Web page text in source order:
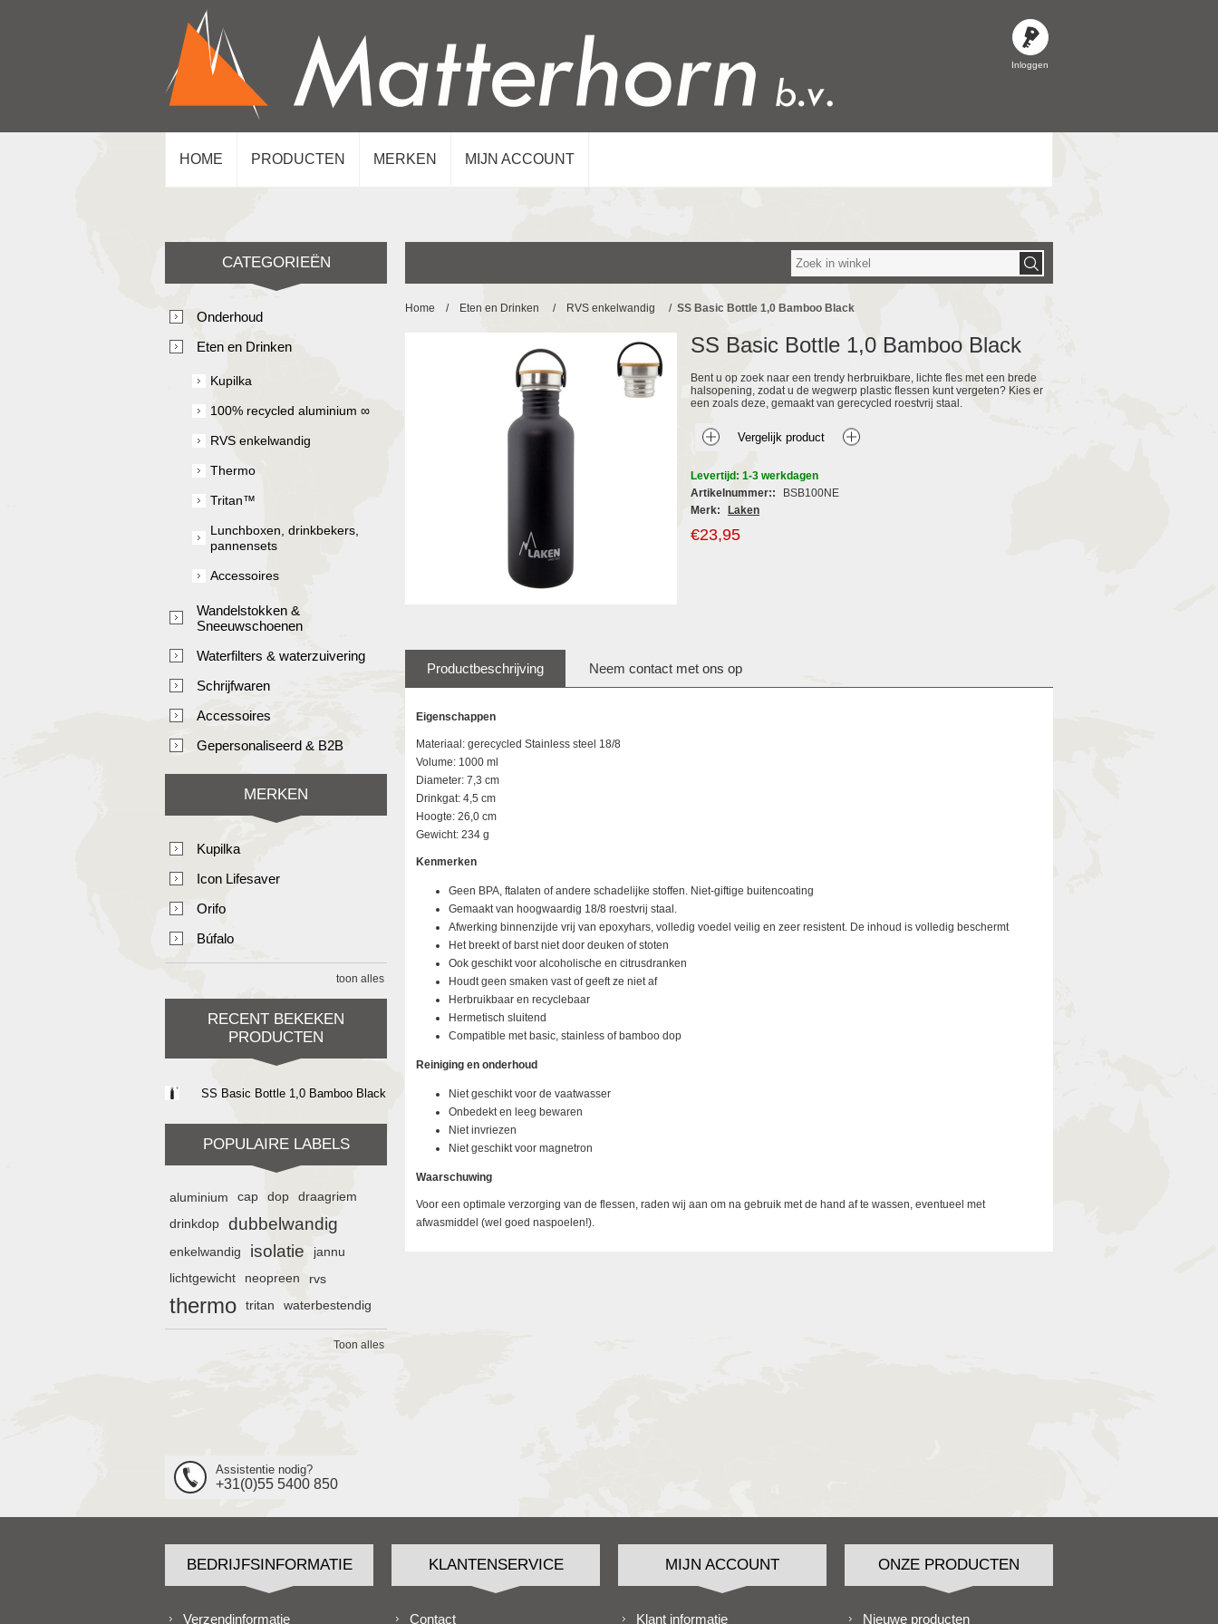
Inloggen
HOME PRODUCTEN MERKEN MIJN ACCOUNT
Home / Eten en Drinken / RVS enkelwandig / SS Basic Bottle 1,0 Bamboo Black
SS Basic Bottle 1,0 Bamboo Black
Bent u op zoek naar een trendy herbruikbare, lichte fles met een brede
halsopening, zodat u de wegwerp plastic flessen kunt vergeten? Kies er
een zoals deze, gemaakt van gerecycled roestvrij staal.
Levertijd: 1-3 werkdagen
Artikelnummer::
BSB100NE
Merk:
Laken
€23,95
Productbeschrijving Neem contact met ons op
Eigenschappen
Materiaal: gerecycled Stainless steel 18/8
Volume: 1000 ml
Diameter: 7,3 cm
Drinkgat: 4,5 cm
Hoogte: 26,0 cm
Gewicht: 234 g
Kenmerken
Geen BPA, ftalaten of andere schadelijke stoffen. Niet-giftige buitencoating
Gemaakt van hoogwaardig 18/8 roestvrij staal.
Afwerking binnenzijde vrij van epoxyhars, volledig voedel veilig en zeer resistent. De inhoud is volledig beschermt
Het breekt of barst niet door deuken of stoten
Ook geschikt voor alcoholische en citrusdranken
Houdt geen smaken vast of geeft ze niet af
Herbruikbaar en recyclebaar
Hermetisch sluitend
Compatible met basic, stainless of bamboo dop
Reiniging en onderhoud
Niet geschikt voor de vaatwasser
Onbedekt en leeg bewaren
Niet invriezen
Niet geschikt voor magnetron
Waarschuwing
Voor een optimale verzorging van de flessen, raden wij aan om na gebruik met de hand af te wassen, eventueel met
afwasmiddel (wel goed naspoelen!).
CATEGORIEËN
Onderhoud
Eten en Drinken
Kupilka
100% recycled aluminium ∞
RVS enkelwandig
Thermo
Tritan™
Lunchboxen, drinkbekers,
pannensets
Accessoires
Wandelstokken &
Sneeuwschoenen
Waterfilters & waterzuivering
Schrijfwaren
Accessoires
Gepersonaliseerd & B2B
MERKEN
Kupilka
Icon Lifesaver
Orifo
Búfalo
toon alles
RECENT BEKEKEN
PRODUCTEN
SS Basic Bottle 1,0 Bamboo Black
POPULAIRE LABELS
aluminium cap dop
draagriem
drinkdop
dubbelwandig
enkelwandig isolatie jannu
lichtgewicht neopreen rvs
thermo tritan waterbestendig
Toon alles
Assistentie nodig?
+31(0)55 5400 850
BEDRIJFSINFORMATIE
Verzendinformatie
KLANTENSERVICE
Contact
MIJN ACCOUNT
Klant informatie
ONZE PRODUCTEN
Nieuwe producten